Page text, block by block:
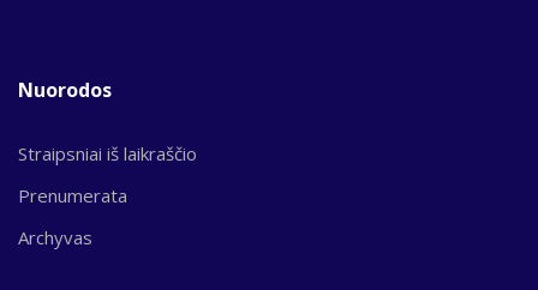
Nuorodos
Straipsniai iš laikraščio
Prenumerata
Archyvas